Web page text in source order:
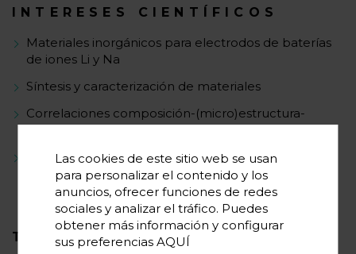
INTERESES CIENTÍFICOS
Materiales inorgánicos para electrodos de baterías
de iones Li y Na
Síntesis y caracterización de materiales
Correlaciones composición-(micro)estructura-
electroquímica
Comprensión de mecanismos de reacción
TRAYECTORIA CIENTÍFICA
Las cookies de este sitio web se usan
para personalizar el contenido y los
anuncios, ofrecer funciones de redes
sociales y analizar el tráfico. Puedes
obtener más información y configurar
sus preferenciasAQUÍ